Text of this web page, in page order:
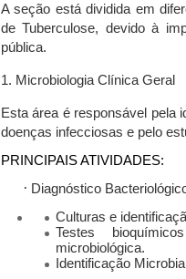
A seção está dividida em
de Tuberculose, devido à
pública.
1. Microbiologia Clínica Geral
Esta área é responsável pela
doenças infecciosas e pelo
PRINCIPAIS ATIVIDADES:
· Diagnóstico
Culturas e
Testes
microbiológica.
Identificação